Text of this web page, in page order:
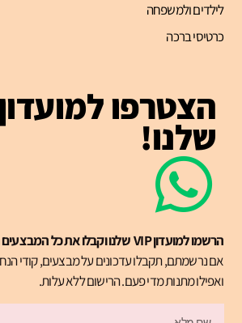
לילדים ולמשפחה
כרטיסי ברכה
שלנו!
הרשמו למועדון VIP שלנו וקבלו את כל המבצעים הכי שווים!
אם נרשמתם, תקבלו עדכונים על מבצעים, קודי
ואפילו מתנות מדי פעם. הרישום ללא עלות.